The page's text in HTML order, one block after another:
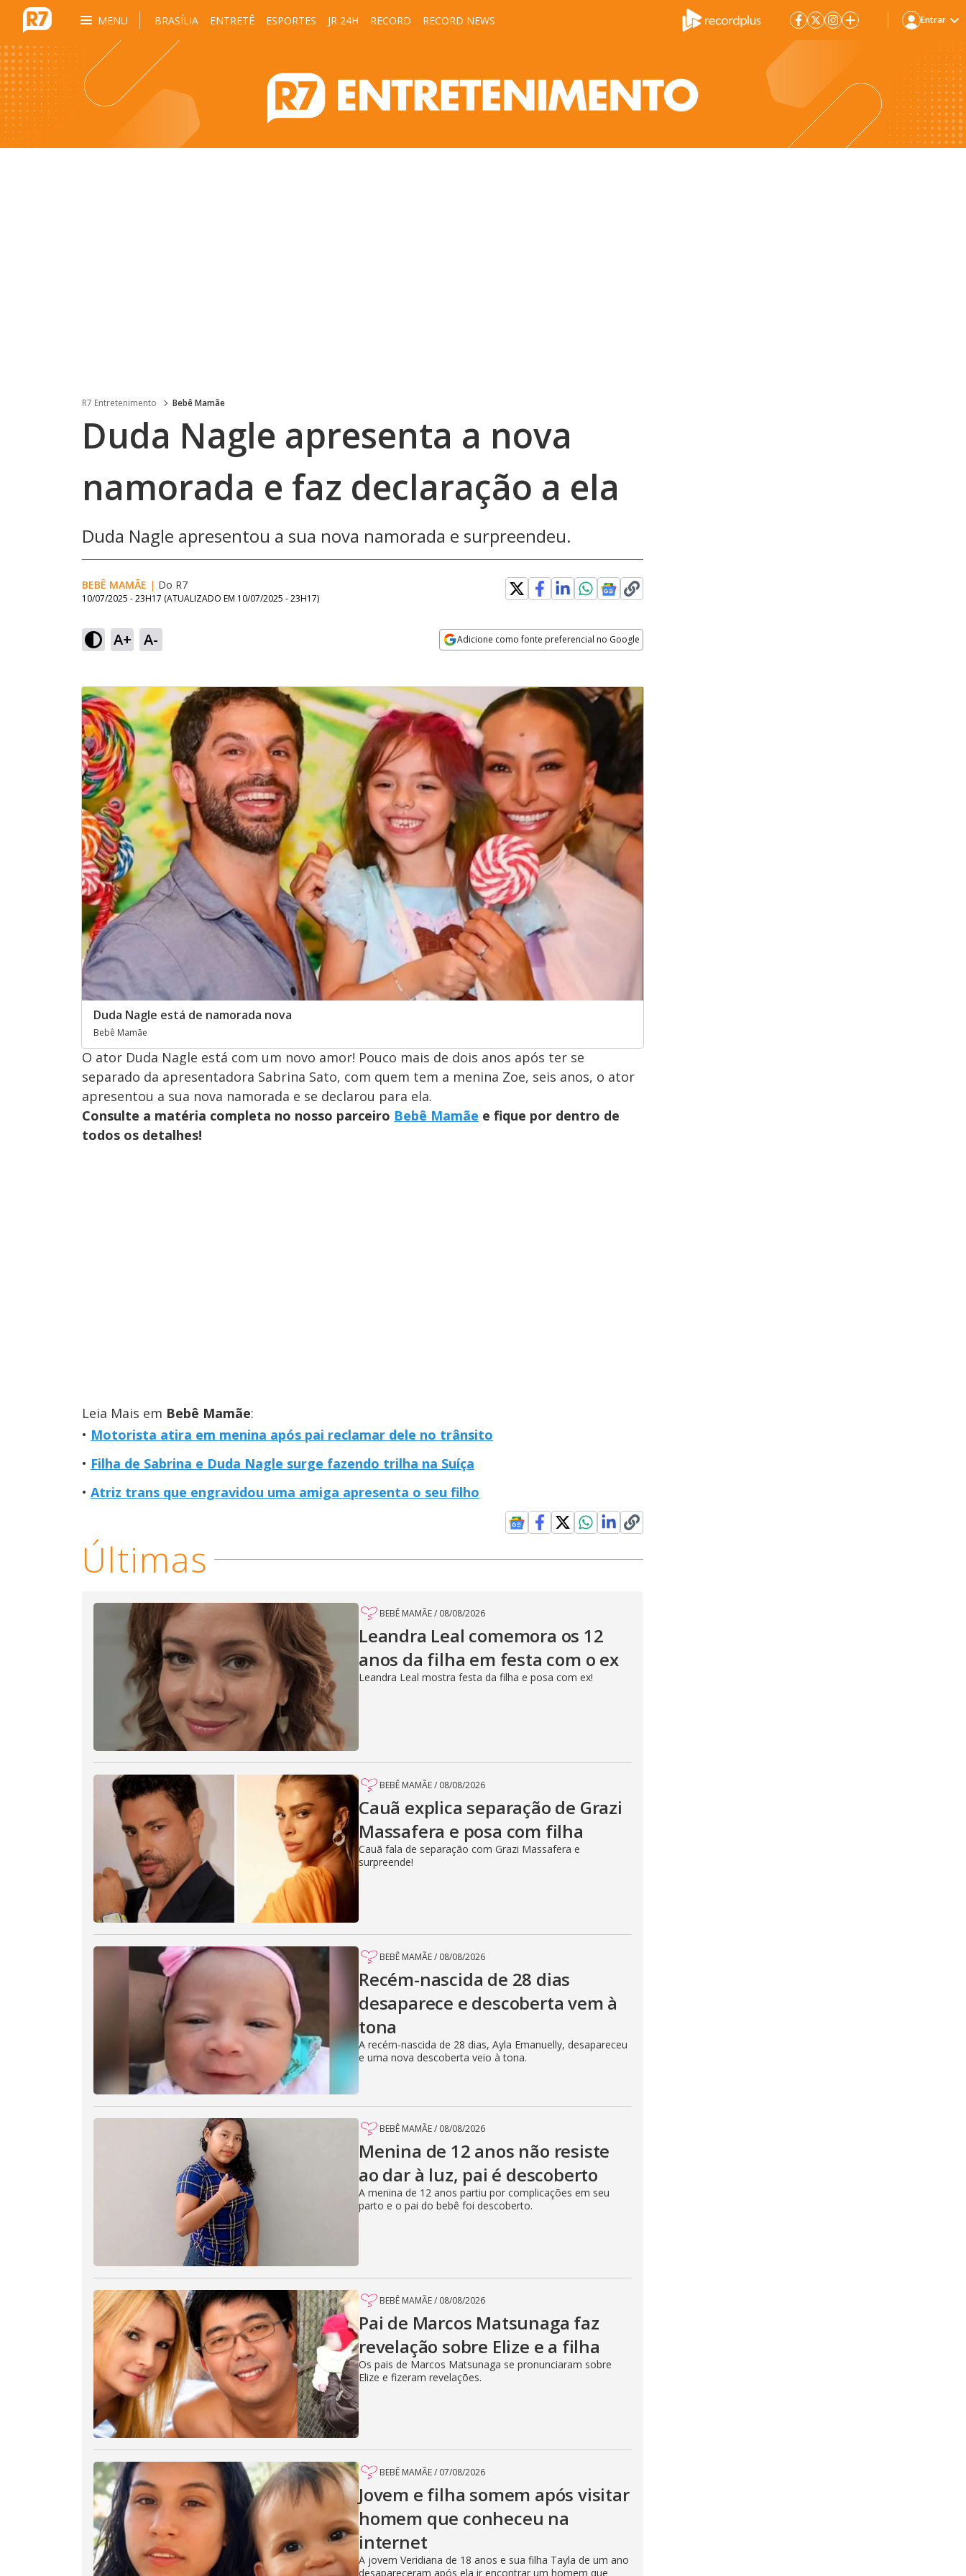
MENU BRASÍLIA ENTRETÊ ESPORTES JR 24H RECORD RECORD NEWS Entrar
R7 Entretenimento Bebê Mamãe
Duda Nagle apresenta a nova
namorada e faz declaração a ela
Duda Nagle apresentou a sua nova namorada e surpreendeu.
BEBÊ MAMÃE | Do R7
10/07/2025 - 23H17 (ATUALIZADO EM 10/07/2025 - 23H17)
A+ A- Adicione como fonte preferencial no Google
Duda Nagle está de namorada nova
Bebê Mamãe
O ator Duda Nagle está com um novo amor! Pouco mais de dois anos após ter se
separado da apresentadora Sabrina Sato, com quem tem a menina Zoe, seis anos, o ator
apresentou a sua nova namorada e se declarou para ela.
Consulte a matéria completa no nosso parceiro Bebê Mamãe e fique por dentro de
todos os detalhes!
Leia Mais em Bebê Mamãe:
Motorista atira em menina após pai reclamar dele no trânsito
Filha de Sabrina e Duda Nagle surge fazendo trilha na Suíça
Atriz trans que engravidou uma amiga apresenta o seu filho
Últimas
BEBÊ MAMÃE/ 08/08/2026
Leandra Leal comemora os 12
anos da filha em festa com o ex
Leandra Leal mostra festa da filha e posa com ex!
BEBÊ MAMÃE/ 08/08/2026
Cauã explica separação de Grazi
Massafera e posa com filha
Cauã fala de separação com Grazi Massafera e
surpreende!
BEBÊ MAMÃE/ 08/08/2026
Recém-nascida de 28 dias
desaparece e descoberta vem à
tona
A recém-nascida de 28 dias, Ayla Emanuelly, desapareceu
e uma nova descoberta veio à tona.
BEBÊ MAMÃE/ 08/08/2026
Menina de 12 anos não resiste
ao dar à luz, pai é descoberto
A menina de 12 anos partiu por complicações em seu
parto e o pai do bebê foi descoberto.
BEBÊ MAMÃE/ 08/08/2026
Pai de Marcos Matsunaga faz
revelação sobre Elize e a filha
Os pais de Marcos Matsunaga se pronunciaram sobre
Elize e fizeram revelações.
BEBÊ MAMÃE/ 07/08/2026
Jovem e filha somem após visitar
homem que conheceu na
internet
A jovem Veridiana de 18 anos e sua filha Tayla de um ano
desapareceram após ela ir encontrar um homem que